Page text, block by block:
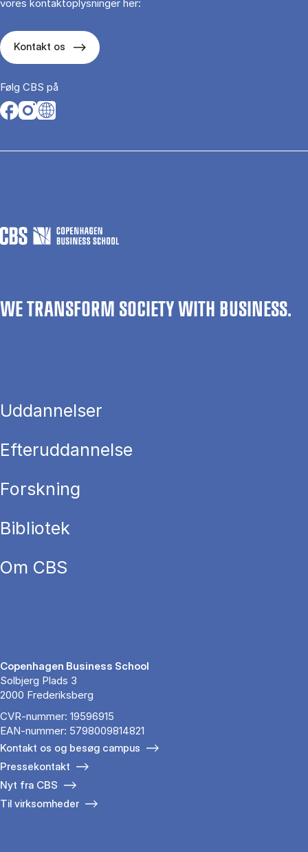
vores kontaktoplysninger her:
Kontakt os
Følg CBS på
Opens in a new tab
Opens in a new tab
Opens in a new tab
WE TRANSFORM SOCIETY WITH BUSINESS.
Uddannelser
Efteruddannelse
Forskning
Bibliotek
Om CBS
Copenhagen Business School
Solbjerg Plads 3
2000 Frederiksberg
CVR-nummer: 19596915
EAN-nummer: 5798009814821
Kontakt os og besøg campus
Pressekontakt
Nyt fra CBS
Til virksomheder